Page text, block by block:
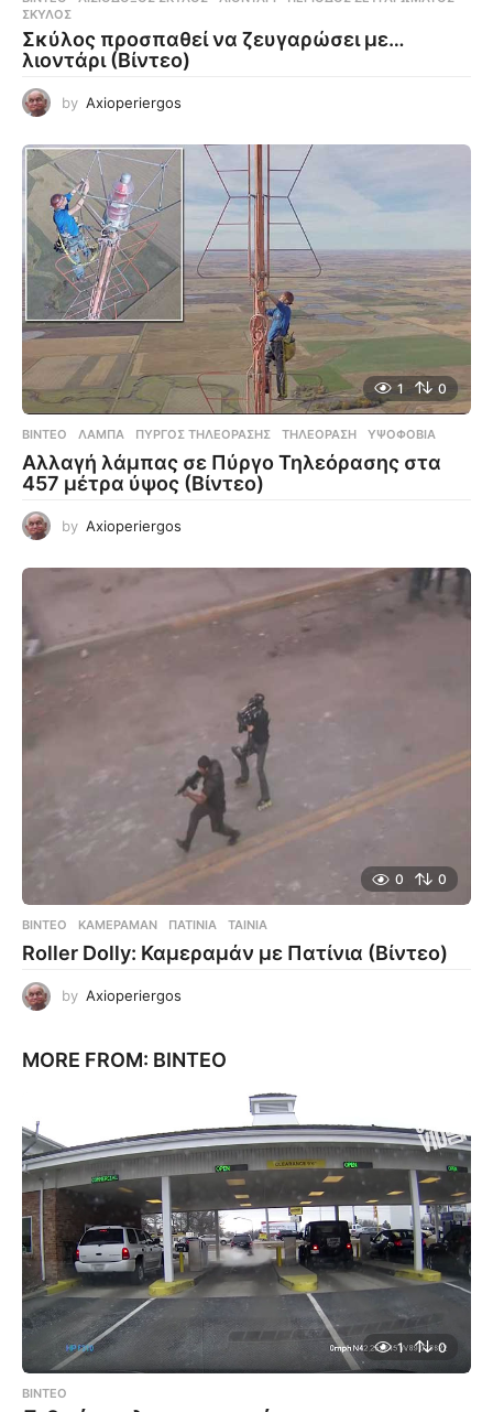
ΣΚΎΛΟΣ
Σκύλος προσπαθεί να ζευγαρώσει με…
λιοντάρι (Βίντεο)
by Axioperiergos
1 0
ΒΊΝΤΕΟ ΛΆΜΠΑ ,ΠΎΡΓΟΣ ΤΗΛΕΌΡΑΣΗΣ ,ΤΗΛΕΌΡΑΣΗ ,ΥΨΟΦΟΒΊΑ
Αλλαγή λάμπας σε Πύργο Τηλεόρασης στα
457 μέτρα ύψος (Βίντεο)
by Axioperiergos
0 0
ΒΊΝΤΕΟ ΚΆΜΕΡΑΜΑΝ ,ΠΑΤΊΝΙΑ ,ΤΑΙΝΊΑ
Roller Dolly: Καμεραμάν με Πατίνια (Βίντεο)
by Axioperiergos
MORE FROM: ΒΊΝΤΕΟ
1 0
ΒΊΝΤΕΟ